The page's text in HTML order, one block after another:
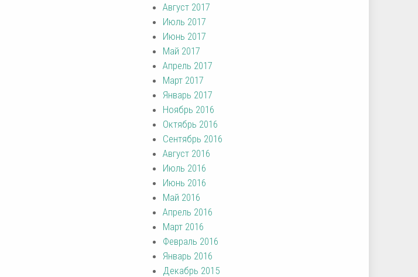
Август 2017
Июль 2017
Июнь 2017
Май 2017
Апрель 2017
Март 2017
Январь 2017
Ноябрь 2016
Октябрь 2016
Сентябрь 2016
Август 2016
Июль 2016
Июнь 2016
Май 2016
Апрель 2016
Март 2016
Февраль 2016
Январь 2016
Декабрь 2015